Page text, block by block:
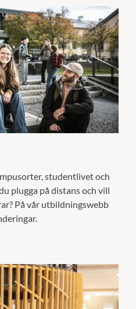
studentlivet och
plugga på distans och vill
På vår utbildningswebb